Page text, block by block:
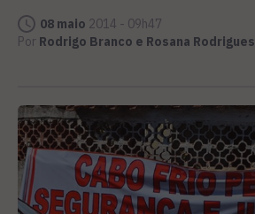
08 maio 2014 - 09h47
Por Rodrigo Branco e Rosana Rodrigues